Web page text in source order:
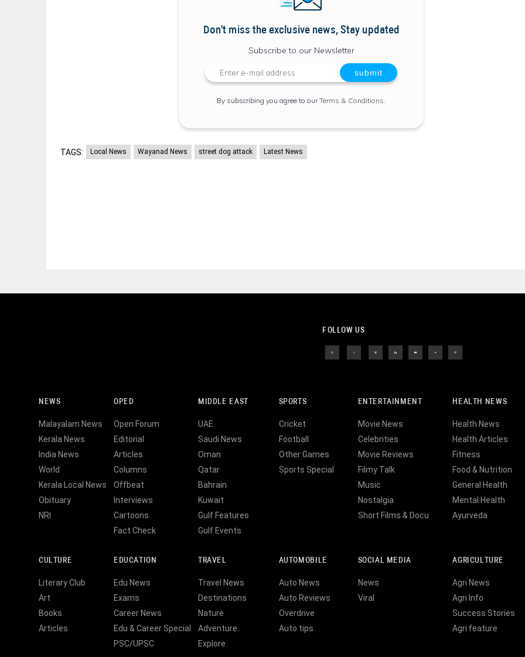
Don't miss the exclusive news, Stay updated
Subscribe to our Newsletter
By subscribing you agree to ourTerms & Conditions
TAGS: Local News Wayanad News street dog attack Latest News
FOLLOW US
NEWS
Malayalam News
Kerala News
India News
World
Kerala Local News
Obituary
NRI
OPED
Open Forum
Editorial
Articles
Columns
Offbeat
Interviews
Cartoons
Fact Check
MIDDLE EAST
UAE
Saudi News
Oman
Qatar
Bahrain
Kuwait
Gulf Features
Gulf Events
SPORTS
Cricket
Football
Other Games
Sports Special
ENTERTAINMENT
Movie News
Celebrities
Movie Reviews
Filmy Talk
Music
Nostalgia
Short Films & Docu
HEALTH NEWS
Health News
Health Articles
Fitness
Food & Nutrition
General Health
Mental Health
Ayurveda
CULTURE
Literary Club
Art
Books
Articles
EDUCATION
Edu News
Exams
Career News
Edu & Career Special
PSC/UPSC
TRAVEL
Travel News
Destinations
Nature
Adventure
Explore
AUTOMOBILE
Auto News
Auto Reviews
Overdrive
Auto tips
SOCIAL MEDIA
News
Viral
AGRICULTURE
Agri News
Agri Info
Success Stories
Agri feature